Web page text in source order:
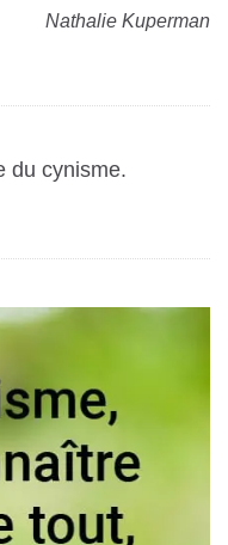
Nathalie Kuperman
du cynisme.